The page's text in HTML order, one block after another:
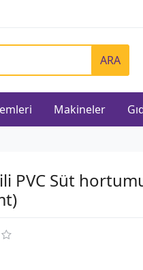
ARA
Makineler
PVC Süt